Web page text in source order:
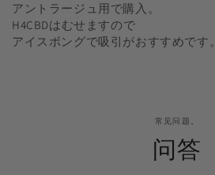
アントラージュ用で購入。
H4CBDはむせますので
アイスボングで吸引がおすすめです。
常见问题。
问答